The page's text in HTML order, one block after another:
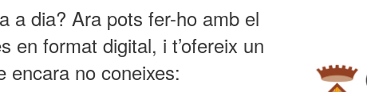
a dia? Ara pots fer-ho amb el
en format digital, i t’ofereix un
encara no coneixes: